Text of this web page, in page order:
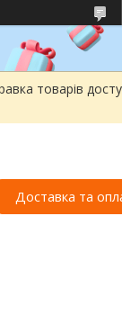
товарів
Доставка та